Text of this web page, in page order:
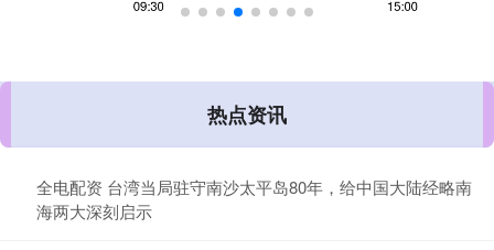
热点资讯
全电配资 台湾当局驻守南沙太平岛80年，给中国大陆经略南
海两大深刻启示